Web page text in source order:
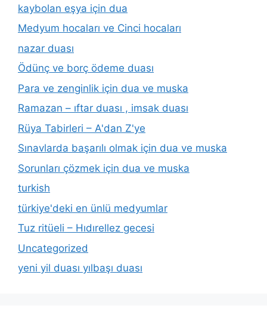
kaybolan eşya için dua
Medyum hocaları ve Cinci hocaları
nazar duası
Ödünç ve borç ödeme duası
Para ve zenginlik için dua ve muska
Ramazan – ıftar duası , imsak duası
Rüya Tabirleri – A'dan Z'ye
Sınavlarda başarılı olmak için dua ve muska
Sorunları çözmek için dua ve muska
turkish
türkiye'deki en ünlü medyumlar
Tuz ritüeli – Hıdırellez gecesi
Uncategorized
yeni yil duası yılbaşı duası